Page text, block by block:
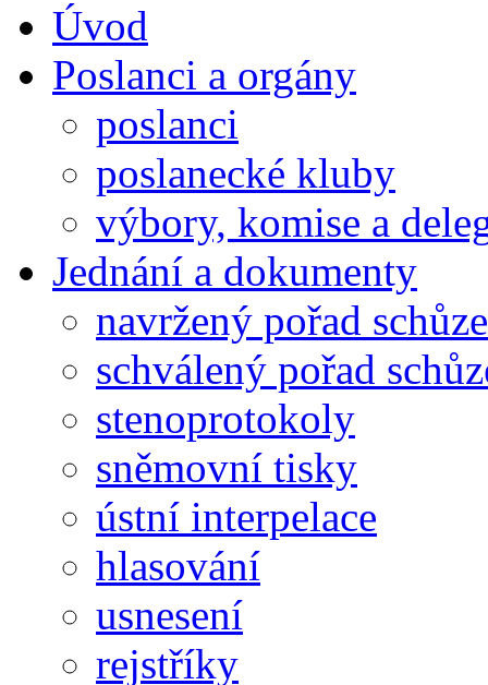
Úvod
Poslanci a orgány
poslanci
poslanecké kluby
výbory, komise a
Jednání a dokumenty
navržený pořad schůze
schválený pořad
stenoprotokoly
sněmovní tisky
ústní interpelace
hlasování
usnesení
rejstříky